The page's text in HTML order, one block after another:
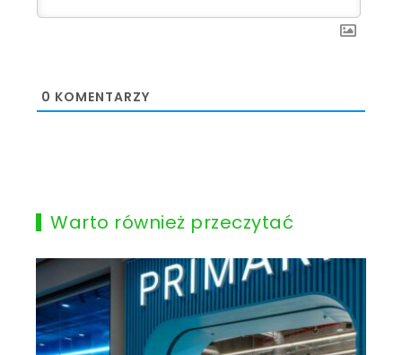
0 KOMENTARZY
Warto również przeczytać